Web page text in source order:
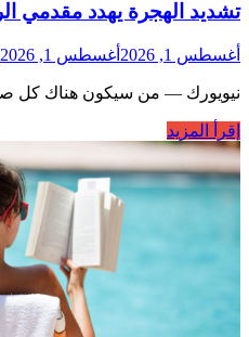
في
خلال
حيث
ترتبط
الأقراص
بأثر
جانبي
مميت
تشديد الهجرة يهدد مقدمي
أغسطس 1, 2026 أغسطس 1, 2026
نيويورك — من سيكون هناك كل صباح
تشديد
الهجرة
يهدد
مقدمي
وكبار
الذين
يعتمدون
إقرأ المزيد